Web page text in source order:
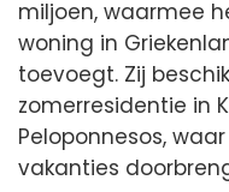
miljoen, waarmee
woning in
toevoegt. Zij
zomerresidentie in
Peloponnesos,
vakanties